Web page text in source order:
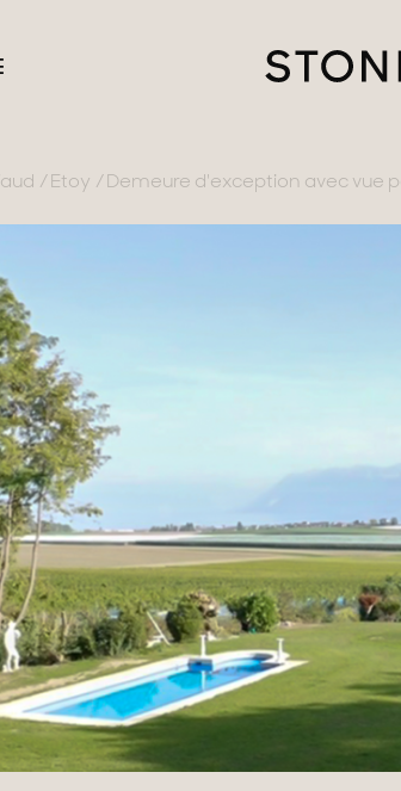
Nos collections
Propriétés de caractère
Villas modernes
Appartements
Chalets
Maisons & appartements avec vues
Maisons de ville
Maisons de campagne
Domaines
Projets neufs
Réhabilitations & Terrains
Etoy Demeure d'exception avec vue